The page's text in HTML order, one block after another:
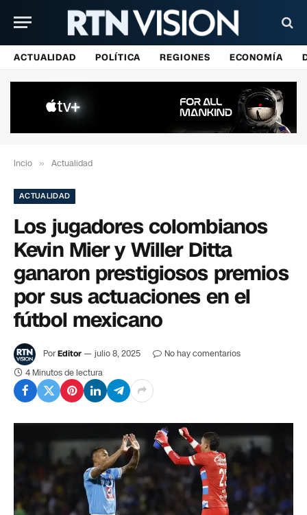
ACTUALIDAD POLÍTICA REGIONES ECONOMÍA
Incio » Actualidad
ACTUALIDAD
Los jugadores colombianos
Kevin Mier y Willer Ditta
ganaron prestigiosos premios
por sus actuaciones en el
fútbol mexicano
PorEditor julio 8, 2025
No hay comentarios
4 Minutos de lectura